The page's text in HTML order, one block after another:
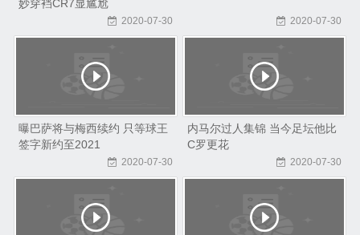
妙穿裆CR7显尴尬
2020-07-30 2020-07-30
曝巴萨将与梅西续约 只等球王
签字新约至2021
2020-07-30
内马尔过人集锦 当今足坛他比
C罗更花
2020-07-30